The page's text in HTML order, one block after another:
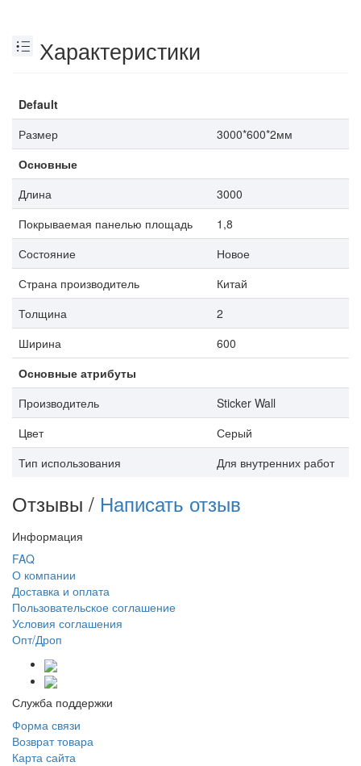
Характеристики
Default
Размер
3000*600*2мм
Основные
Длина
3000
Покрываемая панелью площадь
1,8
Состояние
Новое
Страна производитель
Китай
Толщина
2
Ширина
600
Основные атрибуты
Производитель
Sticker Wall
Цвет
Серый
Тип использования
Для внутренних работ
Отзывы / Написать отзыв
Информация
FAQ
О компании
Доставка и оплата
Пользовательское соглашение
Условия соглашения
Опт/Дроп
Служба поддержки
Форма связи
Возврат товара
Карта сайта